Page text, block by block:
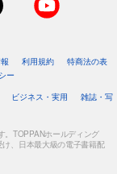
利用規約
特商法の表
ー
ビジネス・実用
雑誌・写
。TOPPANホールディング
、日本最大級の電子書籍配